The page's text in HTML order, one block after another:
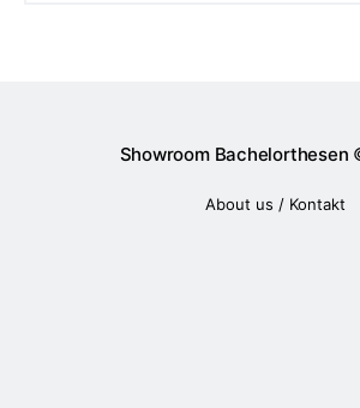
Showroom Bachelorthesen
About us / Kontakt